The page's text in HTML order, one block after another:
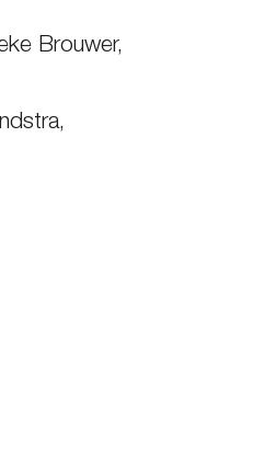
Brouwer,